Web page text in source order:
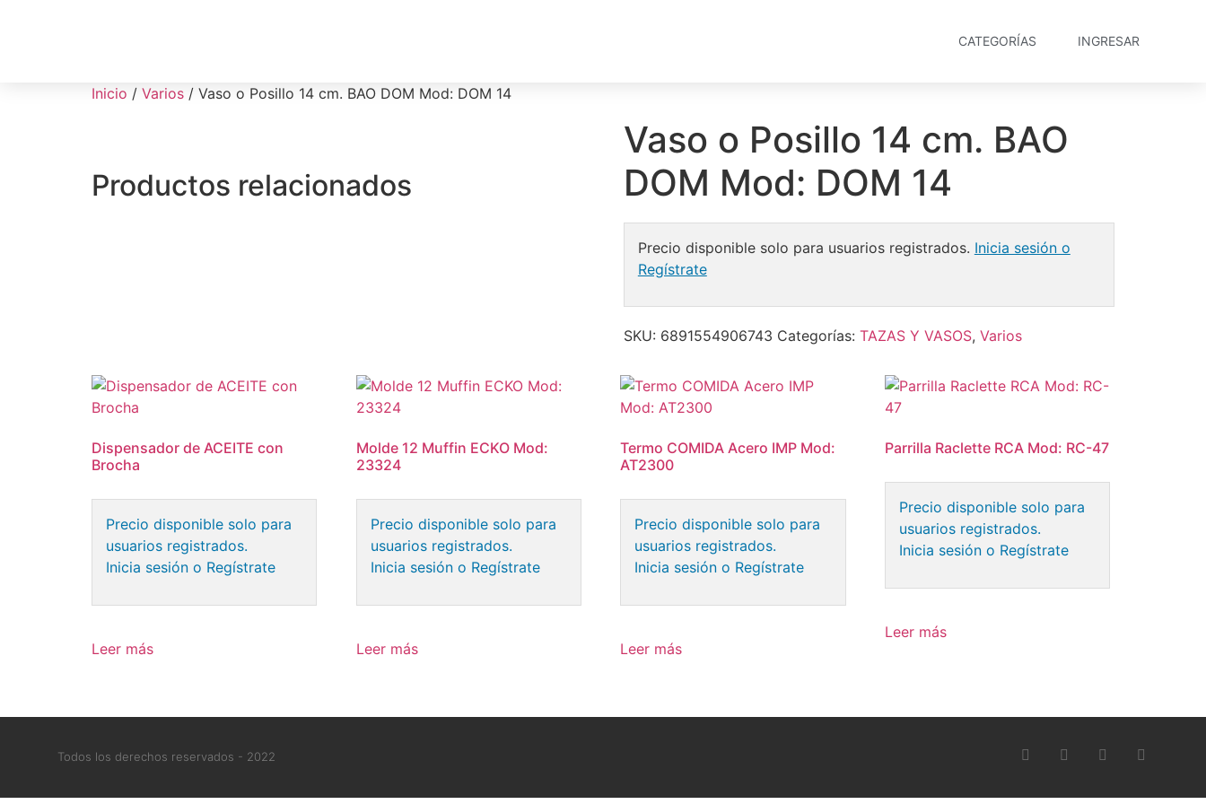
CATEGORÍAS INGRESAR
Inicio / Varios / Vaso o Posillo 14 cm. BAO DOM Mod: DOM 14
Vaso o Posillo 14 cm. BAO
DOM Mod: DOM 14
Precio disponible solo para usuarios registrados. Inicia sesión o
Regístrate
SKU: 6891554906743 Categorías: TAZAS Y VASOS, Varios
Productos relacionados
Dispensador de ACEITE con
Brocha
Precio disponible solo para
usuarios registrados.
Inicia sesión o Regístrate
Leer más
Molde 12 Muffin ECKO Mod:
23324
Precio disponible solo para
usuarios registrados.
Inicia sesión o Regístrate
Leer más
Termo COMIDA Acero IMP Mod:
AT2300
Precio disponible solo para
usuarios registrados.
Inicia sesión o Regístrate
Leer más
Parrilla Raclette RCA Mod: RC-47
Precio disponible solo para
usuarios registrados.
Inicia sesión o Regístrate
Leer más
Todos los derechos reservados - 2022